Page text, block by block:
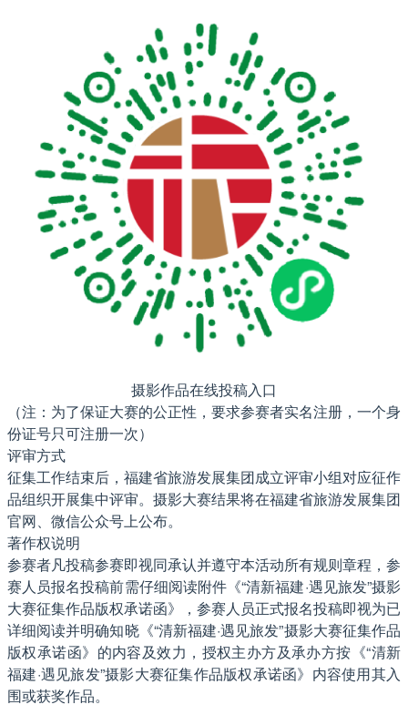
摄影作品在线投稿入口
（注：为了保证大赛的公正性，要求参赛者实名注册，一个身
份证号只可注册一次）
评审方式
征集工作结束后，福建省旅游发展集团成立评审小组对应征作
品组织开展集中评审。摄影大赛结果将在福建省旅游发展集团
官网、微信公众号上公布。
著作权说明
参赛者凡投稿参赛即视同承认并遵守本活动所有规则章程，参
赛人员报名投稿前需仔细阅读附件《“清新福建·遇见旅发”摄影
大赛征集作品版权承诺函》，参赛人员正式报名投稿即视为已
详细阅读并明确知晓《“清新福建·遇见旅发”摄影大赛征集作品
版权承诺函》的内容及效力，授权主办方及承办方按《“清新
福建·遇见旅发”摄影大赛征集作品版权承诺函》内容使用其入
围或获奖作品。